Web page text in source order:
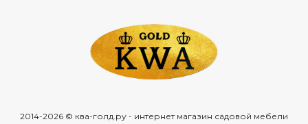
2014-2026 © ква-голд.ру - интернет магазин садовой мебели